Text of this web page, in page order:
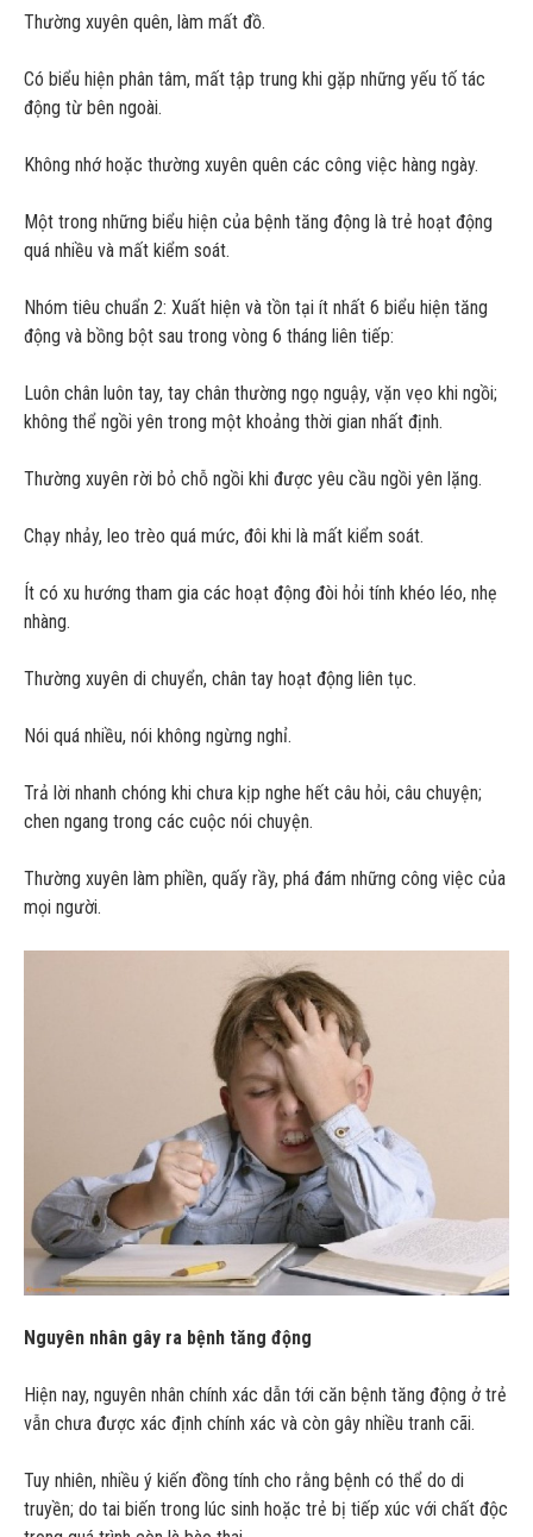
Thường xuyên quên, làm mất đồ.
Có biểu hiện phân tâm, mất tập trung khi gặp những yếu tố tác
động từ bên ngoài.
Không nhớ hoặc thường xuyên quên các công việc hàng ngày.
Một trong những biểu hiện của bệnh tăng động là trẻ hoạt động
quá nhiều và mất kiểm soát.
Nhóm tiêu chuẩn 2: Xuất hiện và tồn tại ít nhất 6 biểu hiện tăng
động và bồng bột sau trong vòng 6 tháng liên tiếp:
Luôn chân luôn tay, tay chân thường ngọ nguậy, vặn vẹo khi ngồi;
không thể ngồi yên trong một khoảng thời gian nhất định.
Thường xuyên rời bỏ chỗ ngồi khi được yêu cầu ngồi yên lặng.
Chạy nhảy, leo trèo quá mức, đôi khi là mất kiểm soát.
Ít có xu hướng tham gia các hoạt động đòi hỏi tính khéo léo, nhẹ
nhàng.
Thường xuyên di chuyển, chân tay hoạt động liên tục.
Nói quá nhiều, nói không ngừng nghỉ.
Trả lời nhanh chóng khi chưa kịp nghe hết câu hỏi, câu chuyện;
chen ngang trong các cuộc nói chuyện.
Thường xuyên làm phiền, quấy rầy, phá đám những công việc của
mọi người.
Nguyên nhân gây ra bệnh tăng động
Hiện nay, nguyên nhân chính xác dẫn tới căn bệnh tăng động ở trẻ
vẫn chưa được xác định chính xác và còn gây nhiều tranh cãi.
Tuy nhiên, nhiều ý kiến đồng tính cho rằng bệnh có thể do di
truyền; do tai biến trong lúc sinh hoặc trẻ bị tiếp xúc với chất độc